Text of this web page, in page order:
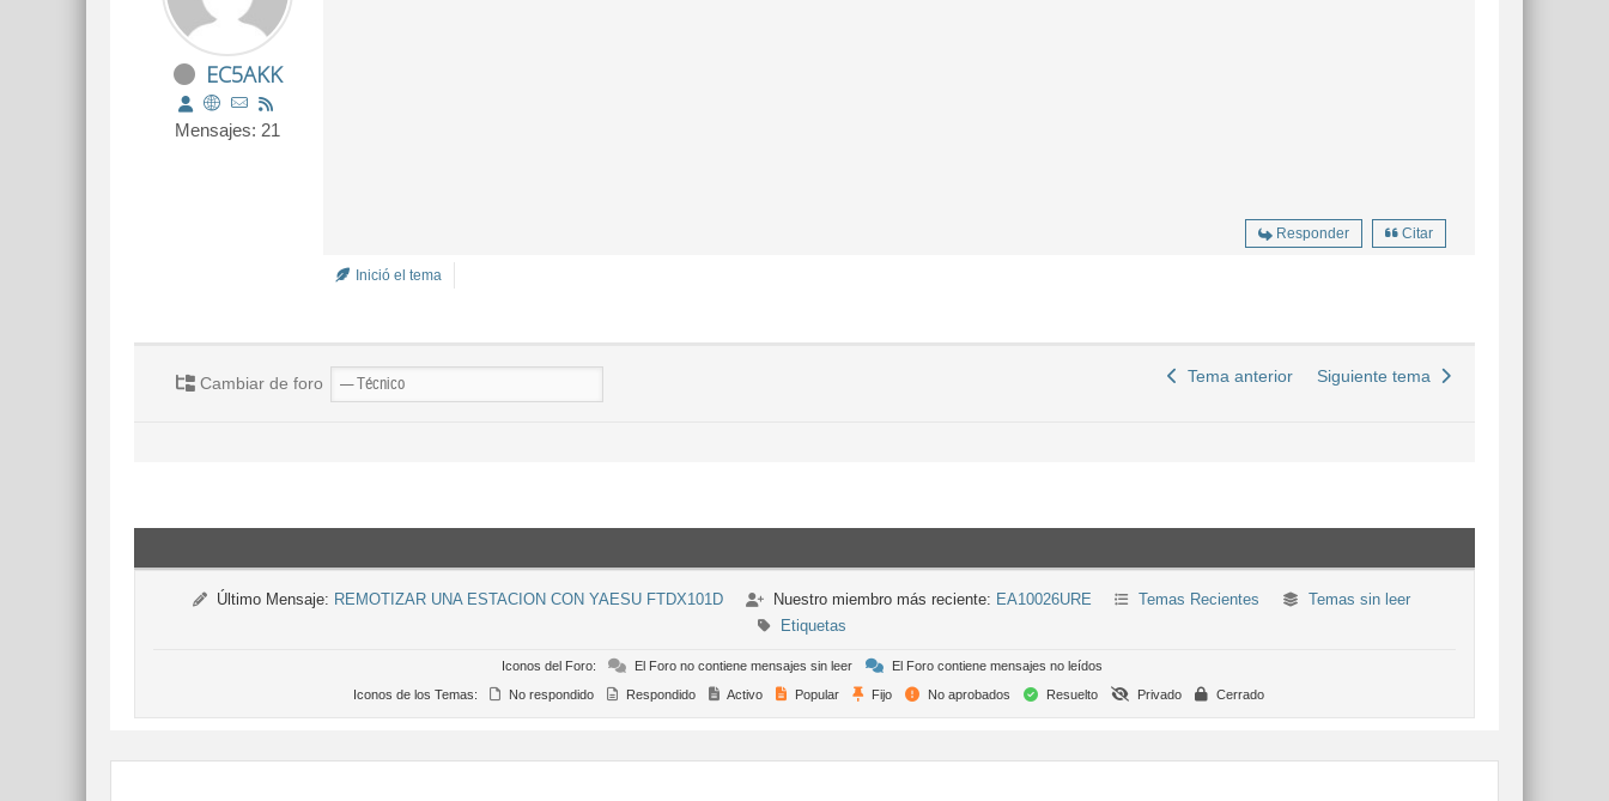
EC5AKK
Mensajes: 21
Responder Citar
Inició el tema
Cambiar de foro Tema anterior Siguiente tema
Último Mensaje: REMOTIZAR UNA ESTACION CON YAESU FTDX101D Nuestro miembro más reciente: EA10026URE Temas Recientes
Temas sin leer
Etiquetas
Iconos del Foro: El Foro no contiene mensajes sin leer
El Foro contiene mensajes no leídos
Iconos de los Temas:
No respondido Respondido Activo Popular Fijo No aprobados Resuelto Privado Cerrado